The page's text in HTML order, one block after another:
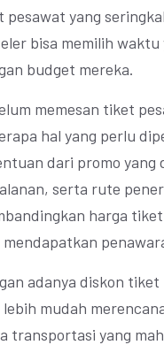
pesawat yang
bisa memilih
budget mereka.
memesan tiket
hal yang perlu
dari promo yang
serta rute
harga
mendapatkan
adanya diskon
lebih mudah
transportasi yang